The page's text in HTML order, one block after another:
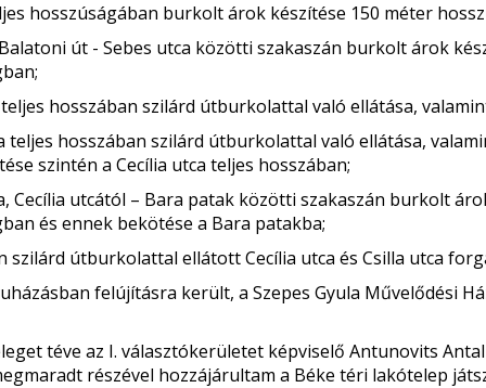
hosszúságában burkolt árok készítése 150 méter
út - Sebes utca közötti szakaszán burkolt árok
hosszában szilárd útburkolattal való ellátása,
teljes hosszában szilárd útburkolattal való ellátása,
szintén a Cecília utca teljes hosszában;
Cecília utcától – Bara patak közötti szakaszán burkolt
és ennek bekötése a Bara patakba;
szilárd útburkolattal ellátott Cecília utca és Csilla utca
felújításra került, a Szepes Gyula Művelődési
téve az I. választókerületet képviselő Antunovits
részével hozzájárultam a Béke téri lakótelep